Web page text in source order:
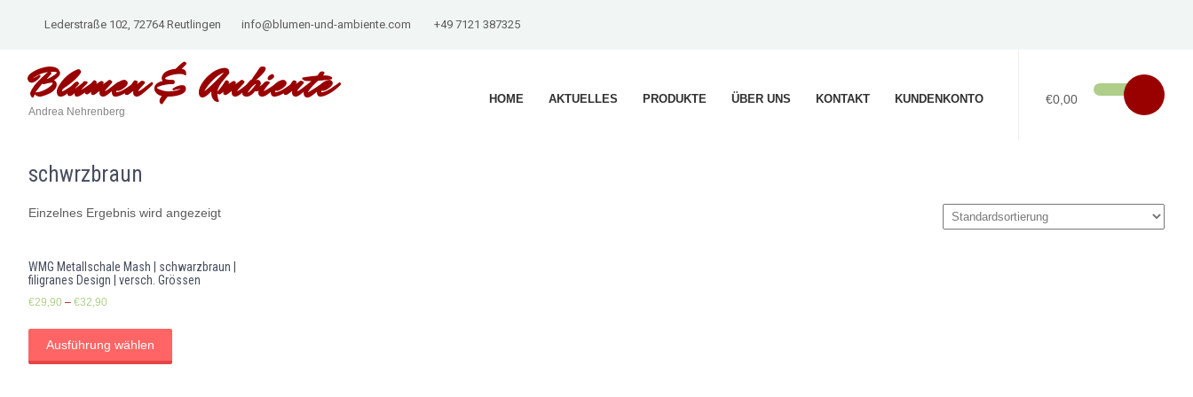
Lederstraße 102, 72764 Reutlingen info@blumen-und-ambiente.com +49 7121 387325
Blumen &Ambiente
Andrea Nehrenberg
€0,00
HOME AKTUELLES PRODUKTE ÜBER UNS KONTAKT KUNDENKONTO
schwrzbraun
Einzelnes Ergebnis wird angezeigt
WMG Metallschale Mash | schwarzbraun |
filigranes Design | versch. Grössen
€29,90 – €32,90
Ausführung wählen